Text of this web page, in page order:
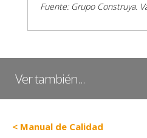
Fuente: Grupo Construya.
Ver también...
< Manual de Calidad